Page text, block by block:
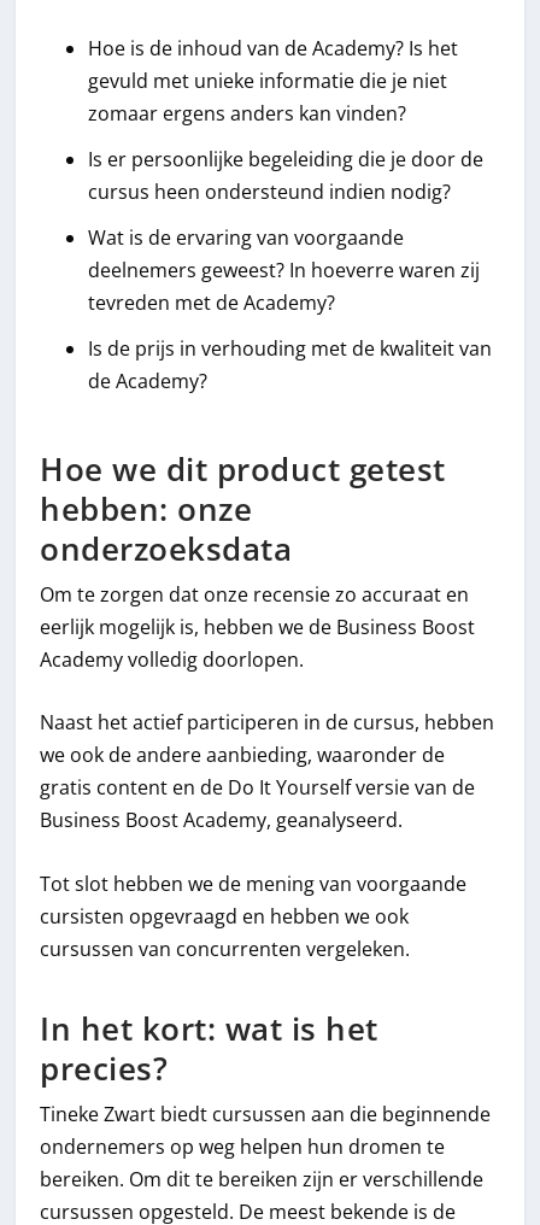
Hoe is de inhoud van de Academy? Is het
gevuld met unieke informatie die je niet
zomaar ergens anders kan vinden?
Is er persoonlijke begeleiding die je door de
cursus heen ondersteund indien nodig?
Wat is de ervaring van voorgaande
deelnemers geweest? In hoeverre waren zij
tevreden met de Academy?
Is de prijs in verhouding met de kwaliteit van
de Academy?
Hoe we dit product getest
hebben: onze
onderzoeksdata
Om te zorgen dat onze recensie zo accuraat en
eerlijk mogelijk is, hebben we de Business Boost
Academy volledig doorlopen.
Naast het actief participeren in de cursus, hebben
we ook de andere aanbieding, waaronder de
gratis content en de Do It Yourself versie van de
Business Boost Academy, geanalyseerd.
Tot slot hebben we de mening van voorgaande
cursisten opgevraagd en hebben we ook
cursussen van concurrenten vergeleken.
In het kort: wat is het
precies?
Tineke Zwart biedt cursussen aan die beginnende
ondernemers op weg helpen hun dromen te
bereiken. Om dit te bereiken zijn er verschillende
cursussen opgesteld. De meest bekende is de